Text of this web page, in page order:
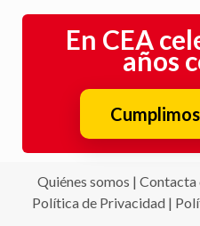
años
Quiénes somos|Contacta
CEAUTO, Correduría de